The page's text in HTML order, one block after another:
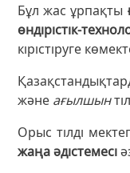
Бұл жас ұрпақты
өндірістік-
кірістіруге
және ағылшын
Орыс тілді
жаңа әдістемесі